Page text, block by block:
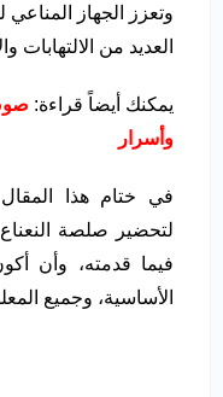
وتعزز الجهاز
العديد من الالتهابات
يمكنك أيضاً قراءة:
وأسرار
في ختام هذا
لتحضير صلصة
فيما قدمته، وأن
الأساسية، وجميع